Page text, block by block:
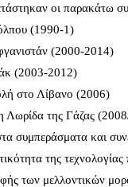
οι παρακάτω
(1990-1)
(2000-2014)
(2003-2012)
στο Λίβανο (2006)
Λωρίδα της Γάζας
συμπεράσματα και
της
των μελλοντικών